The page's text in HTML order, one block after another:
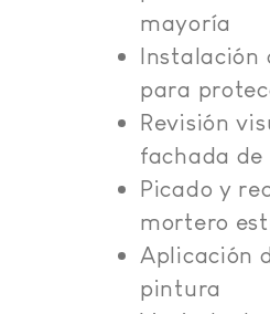
mayoría
Instalación
para
Revisión
fachada
Picado y
mortero
Aplicación
pintura